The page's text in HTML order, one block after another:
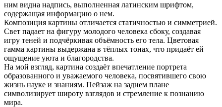
ним видна надпись, выполненная латинским шрифтом,
содержащая информацию о нем.
Композиция картины отличается статичностью и симметрией.
Свет падает на фигуру молодого человека сбоку, создавая
игру теней и подчёркивая объёмность его тела. Цветовая
гамма картины выдержана в тёплых тонах, что придаёт ей
ощущение уюта и благородства.
На мой взгляд, картина создаёт впечатление портрета
образованного и уважаемого человека, посвятившего свою
жизнь науке и знаниям. Пейзаж на заднем плане
символизирует широту взглядов и стремление к познанию
мира.